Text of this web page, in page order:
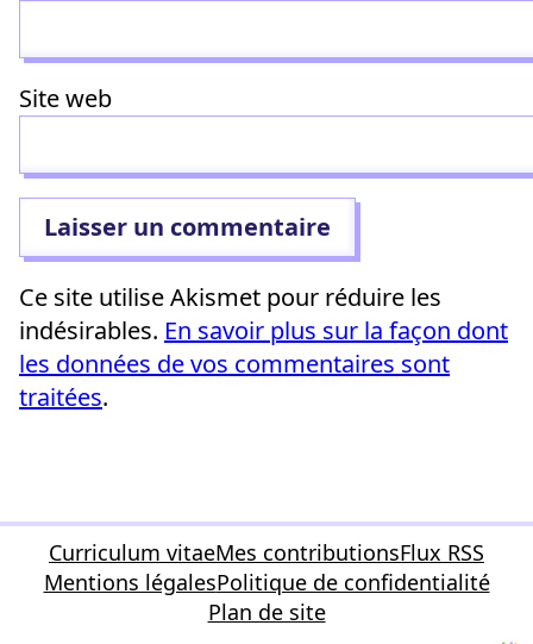
Site web
Ce site utilise Akismet pour réduire les
indésirables. En savoir plus sur la façon dont
les données de vos commentaires sont
traitées.
Curriculum vitaeMes contributionsFlux RSS
Mentions légalesPolitique de confidentialité
Plan de site